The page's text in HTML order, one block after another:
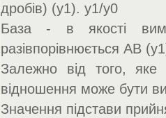
дробів) (y1). y1/y0
База - в якості
разівпорівнюється АВ
Залежно від того, яке
відношення може бути
Значення підстави